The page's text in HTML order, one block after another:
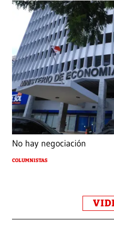
No hay negociación
COLUMNISTAS